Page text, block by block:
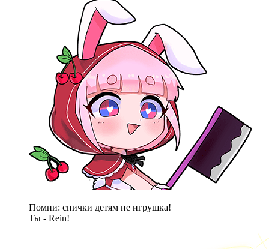
Помни: спички детям не игрушка!
Ты - Rein!